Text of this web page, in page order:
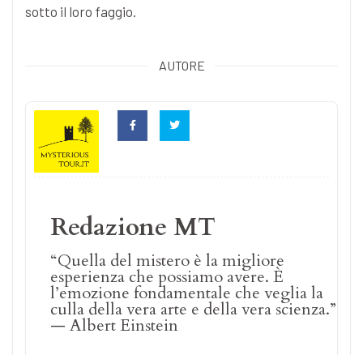
sotto il loro faggio.
AUTORE
Redazione MT
“Quella del mistero è la migliore
esperienza che possiamo avere. È
l’emozione fondamentale che veglia la
culla della vera arte e della vera scienza.”
— Albert Einstein